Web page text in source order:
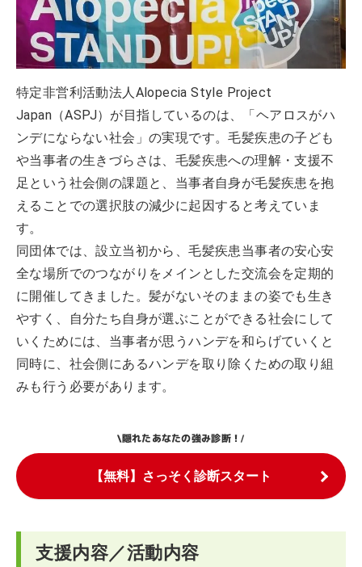
特定非営利活動法人Alopecia Style Project
Japan（ASPJ）が目指しているのは、「ヘアロスがハ
ンデにならない社会」の実現です。毛髪疾患の子ども
や当事者の生きづらさは、毛髪疾患への理解・支援不
足という社会側の課題と、当事者自身が毛髪疾患を抱
えることでの選択肢の減少に起因すると考えていま
す。
同団体では、設立当初から、毛髪疾患当事者の安心安
全な場所でのつながりをメインとした交流会を定期的
に開催してきました。髪がないそのままの姿でも生き
やすく、自分たち自身が選ぶことができる社会にして
いくためには、当事者が思うハンデを和らげていくと
同時に、社会側にあるハンデを取り除くための取り組
みも行う必要があります。
\隠れたあなたの強み診断！/
【無料】さっそく診断スタート
支援内容／活動内容